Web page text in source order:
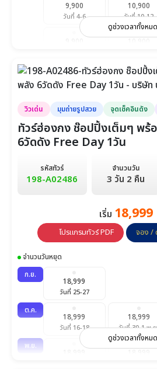
9,900
วันที่ 4-6
10,900
วันที่ 10-12
8,900
วันที่ 18-20
12,900
วันที่ 22-24
12,900
วันที่ 24-26
9,900
วันที่ 25-27
10,900
พ.ย.
9,900 9,900
วันที่ 7-9
9,900
วันที่ 8-10
9,900
8,900
วันที่ 22-24
9,900
วันที่ 26-28
ดูช่วงเวลาทั้งหมด
วิวเด่น มุมถ่ายรูปสวย จุดเช็คอินดัง
ทัวร์ฮ่องกง ช๊อปปิ้งเต็มๆ พร้
6วัดดัง Free Day 1วัน
รหัสทัวร์
198-A02486
จำนวนวัน
3 วัน 2 คืน
เริ่ม 18,999
โปรแกรมทัวร์ PDF จอง /
จำนวนวันหยุด
ก.ย.
18,999
วันที่ 25-27
ต.ค.
18,999
วันที่ 16-18
18,999
วันที่ 30-1 พ.
พ.ย.
ดูช่วงเวลาทั้งหมด